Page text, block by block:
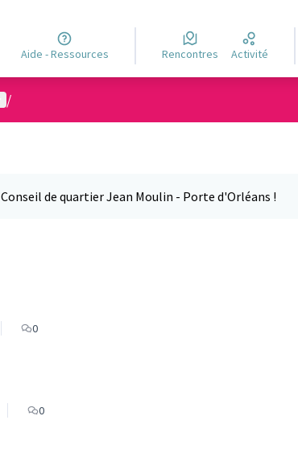
Aide - Ressources Rencontres Activité
utilisateur
/
de quartier Jean Moulin - Porte d'Orléans !
0
0